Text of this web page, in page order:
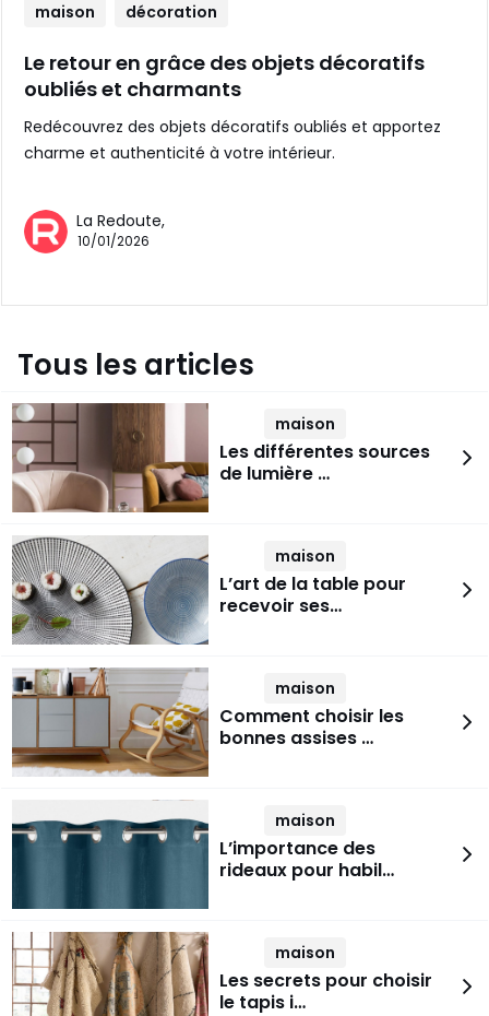
maison décoration
Le retour en grâce des objets décoratifs
oubliés et charmants
Redécouvrez des objets décoratifs oubliés et apportez
charme et authenticité à votre intérieur.
La Redoute,
10/01/2026
Tous les articles
maison
Les différentes sources
de lumière …
maison
L’art de la table pour
recevoir ses…
maison
Comment choisir les
bonnes assises …
maison
L’importance des
rideaux pour habil…
maison
Les secrets pour choisir
le tapis i…